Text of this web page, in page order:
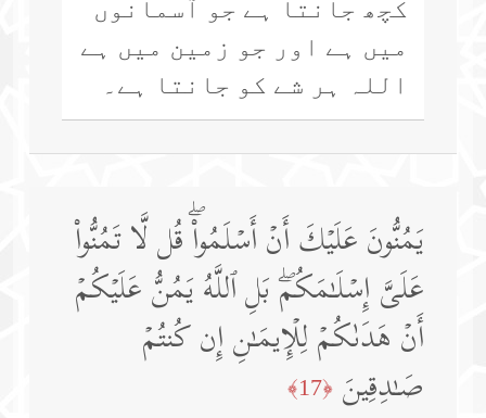
کچھ جانتا ہے جو آسمانوں
میں ہے اور جو زمین میں ہے
اللہ ہر شے کو جانتا ہے۔
یَمُنُّونَ عَلَیۡكَ أَنۡ أَسۡلَمُوا۟ۖ قُل لَّا تَمُنُّوا۟
عَلَیَّ إِسۡلَـٰمَكُمۖ بَلِ ٱللَّهُ یَمُنُّ عَلَیۡكُمۡ
أَنۡ هَدَىٰكُمۡ لِلۡإِیمَـٰنِ إِن كُنتُمۡ
صَـٰدِقِینَ ﴿17﴾